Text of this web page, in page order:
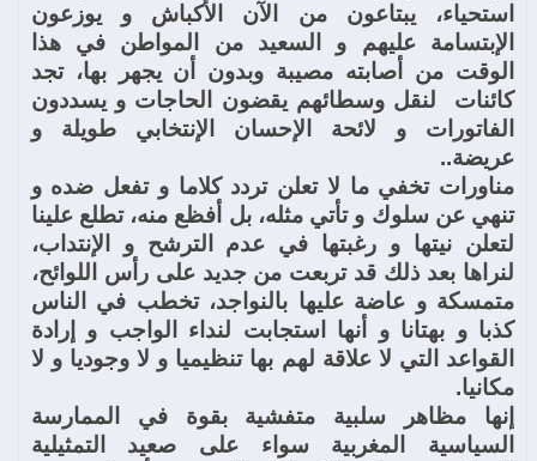
استحياء، يبتاعون من الآن الأكباش و يوزعون
الإبتسامة عليهم و السعيد من المواطن في هذا
الوقت من أصابته مصيبة وبدون أن يجهر بها، تجد
كائنات لنقل وسطائهم يقضون الحاجات و يسددون
الفاتورات و لائحة الإحسان الإنتخابي طويلة و
عريضة..
مناورات تخفي ما لا تعلن تردد كلاما و تفعل ضده و
تنهي عن سلوك و تأتي مثله، بل أفظع منه، تطلع علينا
لتعلن نيتها و رغبتها في عدم الترشح و الإنتداب،
لنراها بعد ذلك قد تربعت من جديد على رأس اللوائح،
متمسكة و عاضة عليها بالنواجد، تخطب في الناس
كذبا و بهتانا و أنها استجابت لنداء الواجب و إرادة
القواعد التي لا علاقة لهم بها تنظيميا و لا وجوديا و لا
مكانيا.
إنها مظاهر سلبية متفشية بقوة في الممارسة
السياسية المغربية سواء على صعيد التمثيلية